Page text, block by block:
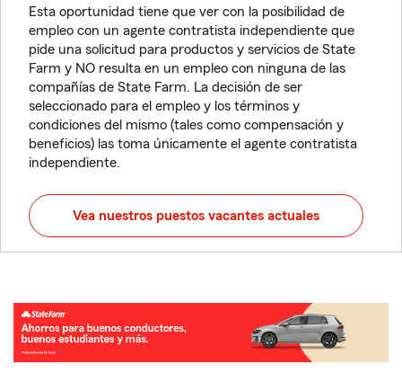
Esta oportunidad tiene que ver con la posibilidad de
empleo con un agente contratista independiente que
pide una solicitud para productos y servicios de State
Farm y NO resulta en un empleo con ninguna de las
compañías de State Farm. La decisión de ser
seleccionado para el empleo y los términos y
condiciones del mismo (tales como compensación y
beneficios) las toma únicamente el agente contratista
independiente.
Vea nuestros puestos vacantes actuales